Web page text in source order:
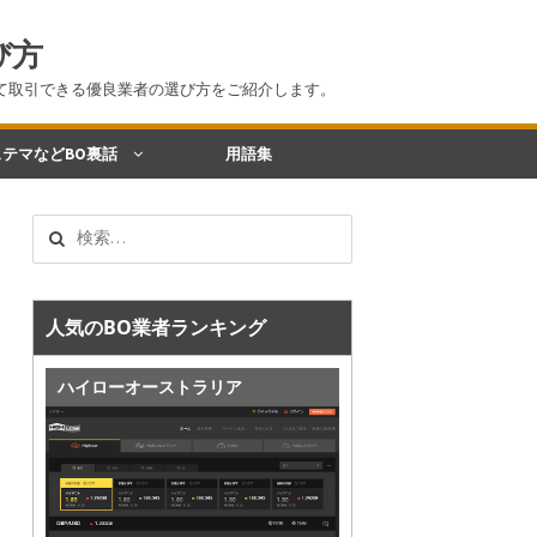
方
引できる優良業者の選び方をご紹介します。
マなどBO裏話 用語集
人気のBO業者ランキング
ハイローオーストラリア